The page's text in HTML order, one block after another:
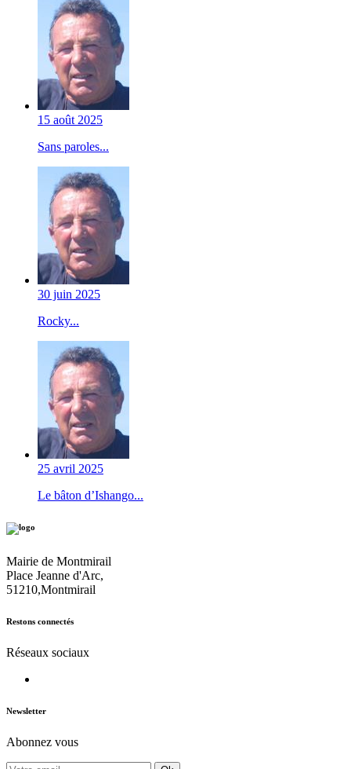
15 août 2025
Sans paroles...
30 juin 2025
Rocky...
25 avril 2025
Le bâton d’Ishango...
Mairie de Montmirail
Place Jeanne d'Arc,
51210,Montmirail
Restons connectés
Réseaux sociaux
Newsletter
Abonnez vous